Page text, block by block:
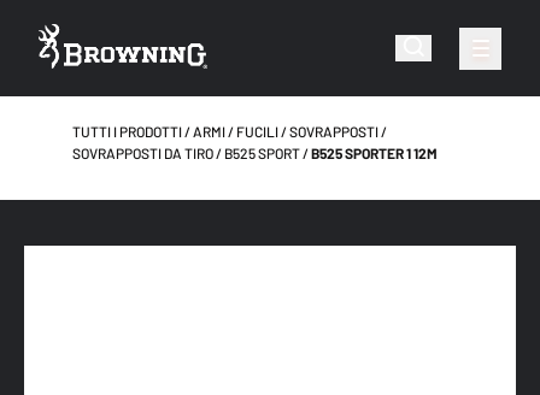
TUTTI I PRODOTTI ARMI FUCILI
SOVRAPPOSTI
SOVRAPPOSTI DA TIRO
B525 SPORT B525 SPORTER 1 12M